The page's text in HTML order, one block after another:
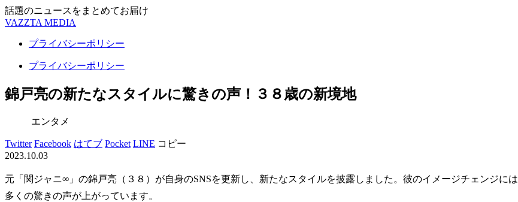
話題のニュースをまとめてお届け
VAZZTA MEDIA
プライバシーポリシー
プライバシーポリシー
錦戸亮の新たなスタイルに驚きの声！３８歳の新境地
エンタメ
Twitter Facebook はてブ Pocket LINE コピー
2023.10.03
元「関ジャニ∞」の錦戸亮（３８）が自身のSNSを更新し、新たなスタイルを披露しました。彼のイメージチェンジには
多くの驚きの声が上がっています。